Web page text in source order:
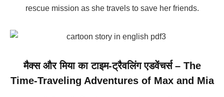
rescue mission as she travels to save her friends.
मैक्स और मिया का टाइम-ट्रैवलिंग एडवेंचर्स – The
Time-Traveling Adventures of Max and Mia